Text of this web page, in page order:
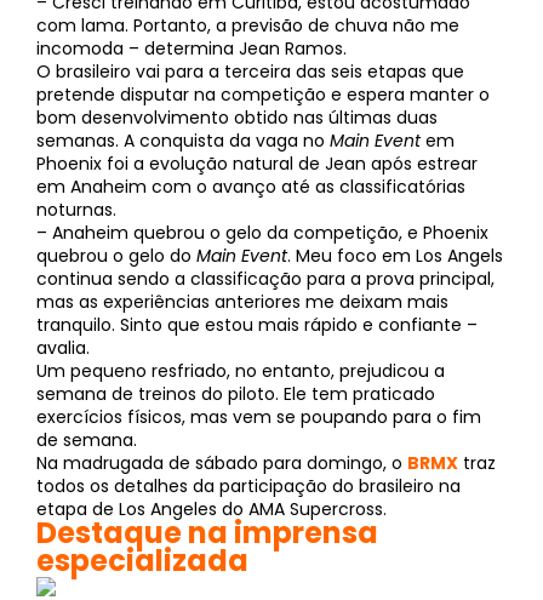
com lama. Portanto, a previsão de chuva não me
incomoda – determina Jean Ramos.
O brasileiro vai para a terceira das seis etapas que
pretende disputar na competição e espera manter o
bom desenvolvimento obtido nas últimas duas
semanas. A conquista da vaga no Main Eventem
Phoenix foi a evolução natural de Jean após estrear
em Anaheim com o avanço até as classificatórias
noturnas.
– Anaheim quebrou o gelo da competição, e Phoenix
quebrou o gelo do Main Event. Meu foco em Los Angels
continua sendo a classificação para a prova principal,
mas as experiências anteriores me deixam mais
tranquilo. Sinto que estou mais rápido e confiante –
avalia.
Um pequeno resfriado, no entanto, prejudicou a
semana de treinos do piloto. Ele tem praticado
exercícios físicos, mas vem se poupando para o fim
de semana.
Na madrugada de sábado para domingo, o BRMX traz
todos os detalhes da participação do brasileiro na
etapa de Los Angeles do AMA Supercross.
Destaque na imprensa
especializada